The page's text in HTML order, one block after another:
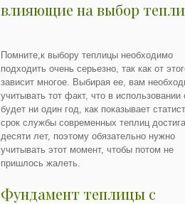
влияющие на выбор
Помните,к выбору теплицы необходимо
подходить очень серьезно, так как от
зависит многое. Выбирая ее, вам
учитывать тот факт, что в использовании
будет ни один год, как показывает
срок службы современных теплиц
десяти лет, поэтому обязательно нужно
учитывать этот момент, чтобы потом не
пришлось жалеть.
Фундамент теплицы с